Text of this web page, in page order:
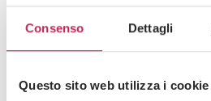
Consenso Dettagli
Questo sito web utilizza i cookie
Nachricht Erneuerbare Energien, Energie